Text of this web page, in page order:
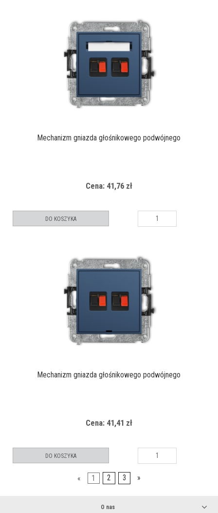
Mechanizm gniazda głośnikowego podwójnego
Cena: 41,76 zł
DO KOSZYKA
Mechanizm gniazda głośnikowego podwójnego
Cena: 41,41 zł
DO KOSZYKA
« 1 2 3 »
O nas